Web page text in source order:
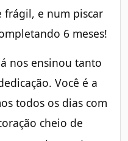
e num piscar
6 meses!
nos ensinou tanto
Você é a
todos os dias com
cheio de